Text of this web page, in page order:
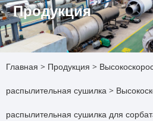
Продукция
Главная > Продукция >
распылительная сушилка >
распылительная сушилка для